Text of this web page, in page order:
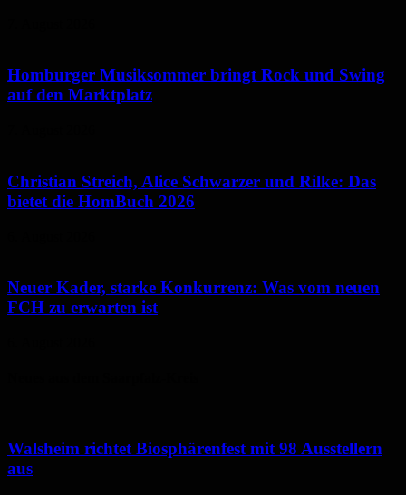
Homburger Musiksommer bringt Rock und Swing
auf den Marktplatz
Christian Streich, Alice Schwarzer und Rilke: Das
bietet die HomBuch 2026
Neuer Kader, starke Konkurrenz: Was vom neuen
FCH zu erwarten ist
Walsheim richtet Biosphärenfest mit 98 Ausstellern
aus